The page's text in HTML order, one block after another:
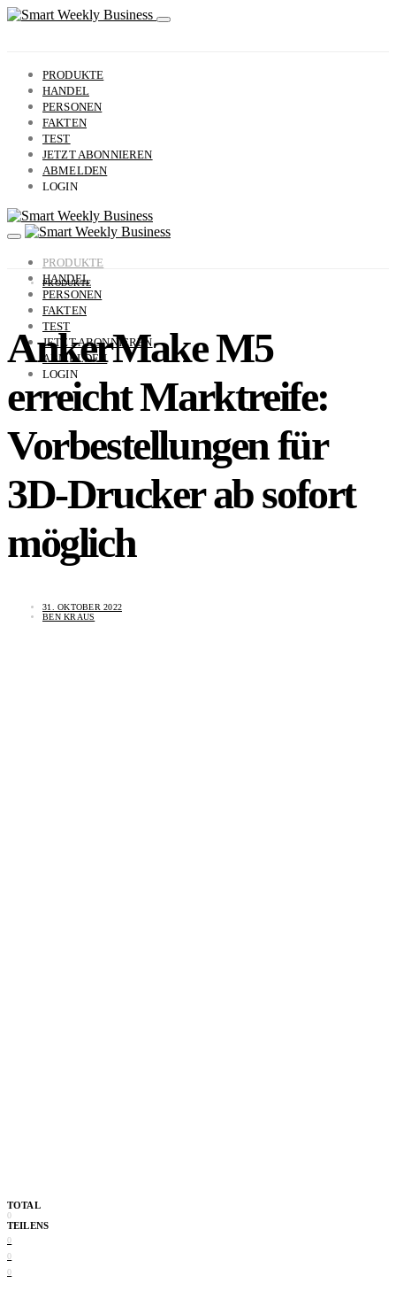
PRODUKTE
HANDEL
PERSONEN
FAKTEN
TEST
JETZT ABONNIEREN
ABMELDEN
LOGIN
PRODUKTE
HANDEL
PERSONEN
FAKTEN
TEST
JETZT ABONNIEREN
ABMELDEN
LOGIN
PRODUKTE
AnkerMake M5
erreicht Marktreife:
Vorbestellungen für
3D-Drucker ab sofort
möglich
31. OKTOBER 2022
BEN KRAUS
TOTAL
0
TEILENS
0
0
0